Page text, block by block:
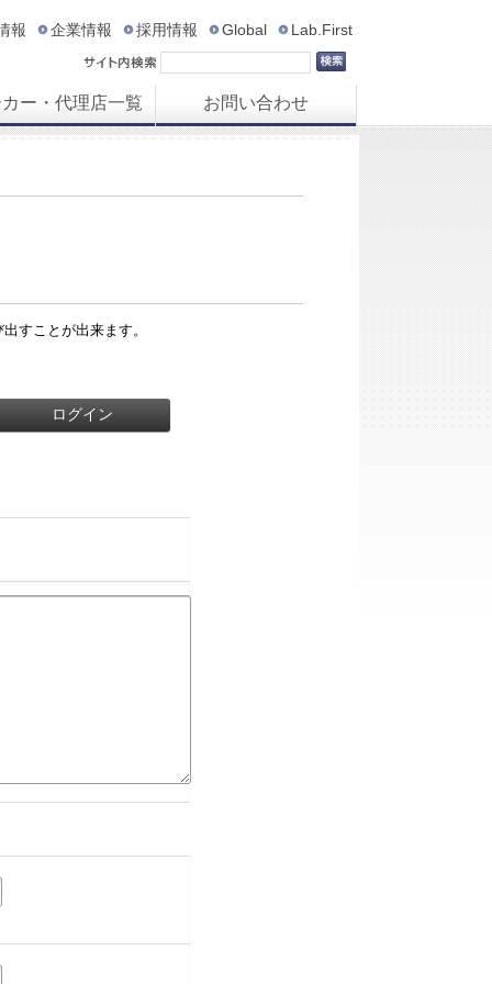
報 企業情報 採用情報 Global Lab.First
カー・代理店一覧 お問い合わせ
すことが出来ます。